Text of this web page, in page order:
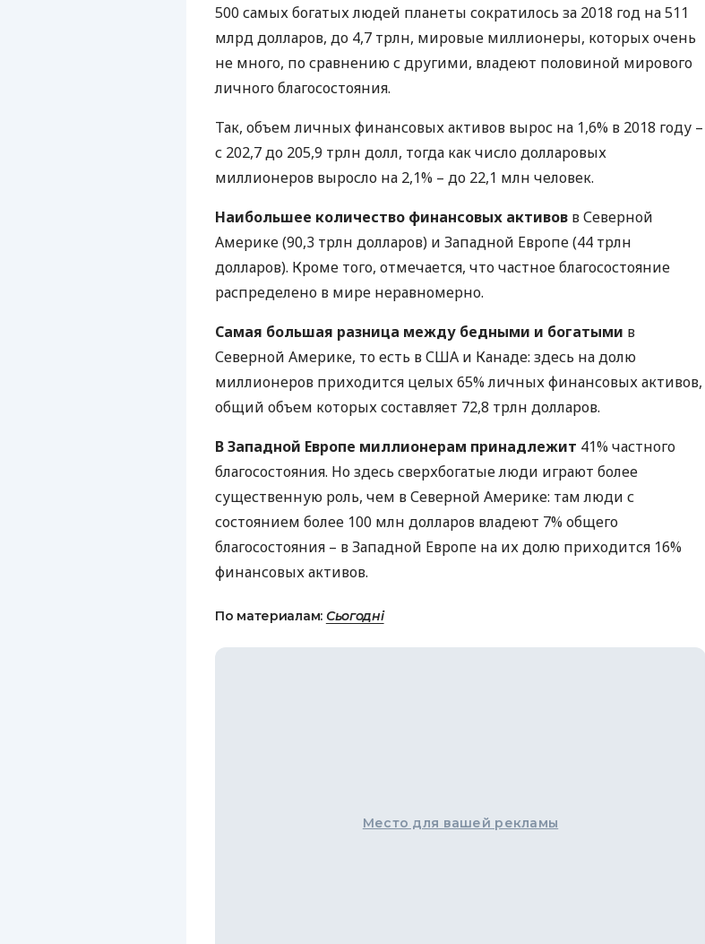
КЕШБЭКА
500 самых богатых людей планеты сократилось за 2018 год на 511
млрд долларов, до 4,7 трлн, мировые миллионеры, которых очень
не много, по сравнению с другими, владеют половиной мирового
личного благосостояния.
Так, объем личных финансовых активов вырос на 1,6% в 2018 году –
с 202,7 до 205,9 трлн долл, тогда как число долларовых
миллионеров выросло на 2,1% – до 22,1 млн человек.
Наибольшее количество финансовых активов в Северной
Америке (90,3 трлн долларов) и Западной Европе (44 трлн
долларов). Кроме того, отмечается, что частное благосостояние
распределено в мире неравномерно.
Самая большая разница между бедными и богатыми в
Северной Америке, то есть вСША и Канаде: здесь на долю
миллионеров приходится целых 65% личных финансовых активов,
общий объем которых составляет 72,8 трлн долларов.
В Западной Европе миллионерам принадлежит 41% частного
благосостояния. Но здесь сверхбогатые люди играют более
существенную роль, чем в Северной Америке: там люди с
состоянием более 100 млн долларов владеют 7% общего
благосостояния – в Западной Европе на их долю приходится 16%
финансовых активов.
По материалам: Сьогодні
Место для вашей рекламы